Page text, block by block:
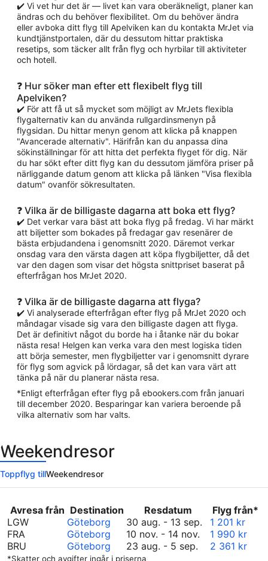
✔️ Vi vet hur det är — livet kan vara oberäkneligt, planer kan
ändras och du behöver flexibilitet. Om du behöver ändra
eller avboka ditt flyg till Apelviken kan du kontakta MrJet via
kundtjänstportalen, där du dessutom hittar praktiska
resetips, som täcker allt från flyg och hyrbilar till aktiviteter
och hotell.
❓ Hur söker man efter ett flexibelt flyg till
Apelviken?
✔️ För att få ut så mycket som möjligt av MrJets flexibla
flygalternativ kan du använda rullgardinsmenyn på
flygsidan. Du hittar menyn genom att klicka på knappen
"Avancerade alternativ". Härifrån kan du anpassa dina
sökinställningar för att hitta det perfekta flyget för dig. När
du har sökt efter ditt flyg kan du dessutom jämföra priser på
närliggande datum genom att klicka på länken "Visa flexibla
datum" ovanför sökresultaten.
❓ Vilka är de billigaste dagarna att boka ett flyg?
✔️ Det verkar vara bäst att boka flyg på fredag. Vi har märkt
att biljetter som bokades på fredagar gav resenärer de
bästa erbjudandena i genomsnitt 2020. Däremot verkar
onsdag vara den värsta dagen att köpa flygbiljetter, då det
var den dagen som visar det högsta snittpriset baserat på
efterfrågan hos MrJet 2020.
❓ Vilka är de billigaste dagarna att flyga?
✔️ Vi analyserade efterfrågan efter flyg på MrJet 2020 och
måndagar visade sig vara den billigaste dagen att flyga.
Det är definitivt något du borde ha i åtanke när du bokar
nästa resa! Helgen kan verka vara den mest logiska tiden
att börja semester, men flygbiljetter var i genomsnitt dyrare
för flyg som agvick på lördagar, så det kan vara värt att
tänka på när du planerar nästa resa.
*Enligt efterfrågan efter flyg på ebookers.com från januari
till december 2020. Besparingar kan variera beroende på
vilka alternativ som har valts.
Weekendresor
Toppflyg tillWeekendresor
Avresa från Destination Resdatum
Flyg från*
LGW
Göteborg 30 aug. - 13 sep. augusti
30
till
1 201 kr
FRA
Göteborg 10 nov. - 14 nov. november
1 990 kr
BRU
Göteborg 23 aug. - 5 sep. augusti
2 361 kr
*Skatter och avgifter ingår i priserna